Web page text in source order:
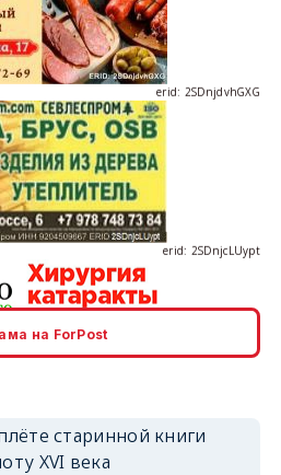
erid: 2SDnjdvhGXG
erid: 2SDnjcrDNw6
на ForPost
старинной книги
XVI века